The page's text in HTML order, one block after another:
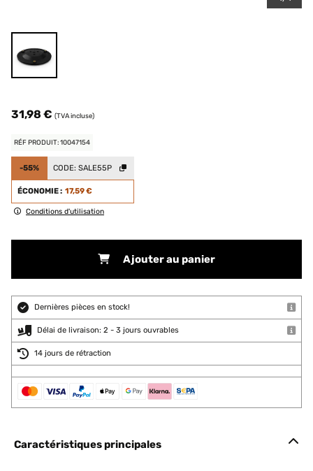
31,98 € (TVA incluse)
RÉF PRODUIT: 10047154
-55% CODE: SALE55P
ÉCONOMIE : 17,59 €
Conditions d'utilisation
Ajouter au panier
Dernières pièces en stock!
Délai de livraison: 2 - 3 jours ouvrables
14 jours de rétraction
Caractéristiques principales